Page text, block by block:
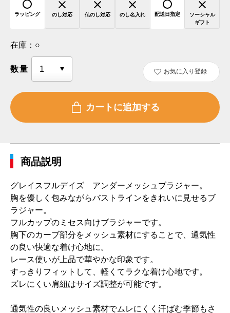
ラッピング のし対応 仏のし対応 のし名入れ 配送日指定
ソーシャル
ギフト
在庫： ○
数量 お気に入り登録
商品説明
グレイスフルデイズ アンダーメッシュブラジャー。
胸を優しく包みながらバストラインをきれいに見せるブ
ラジャー。
フルカップのミセス向けブラジャーです。
胸下のカーブ部分をメッシュ素材にすることで、通気性
の良い快適な着け心地に。
レース使いが上品で華やかな印象です。
すっきりフィットして、軽くてラクな着け心地です。
ズレにくい肩紐はサイズ調整が可能です。
通気性の良いメッシュ素材でムレにくく汗ばむ季節もさ